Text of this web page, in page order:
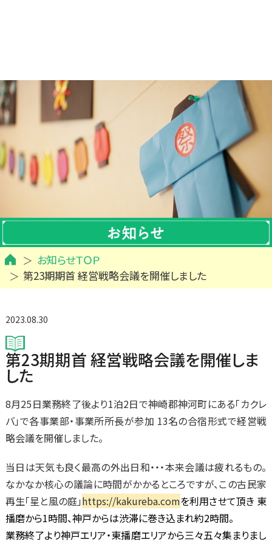
お知らせＴＯＰ
第23期期首 経営戦略会議を開催しました
2023.08.30
第23期期首 経営戦略会議を開催しま
した
8月25日業務終了後より1泊2日で神崎郡神河町にある「カクレ
バ」で各事業部・事業所所長が参加 13名の合宿形式で経営戦
略会議を開催しました。
当日は天気も良く最高の外出日和・・・本来会議は疲れるもの。
なかなか核心の議論に時間がかかるところですが、この古民家
再生「星と風の庭」https://kakureba.comを利用させて頂き 東
播磨から1時間、神戸からは渋滞に巻き込まれ約2時間。
業務終了より神戸エリア・東播磨エリアから三々五々集まりまし